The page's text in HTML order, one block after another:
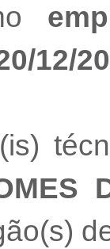
12/